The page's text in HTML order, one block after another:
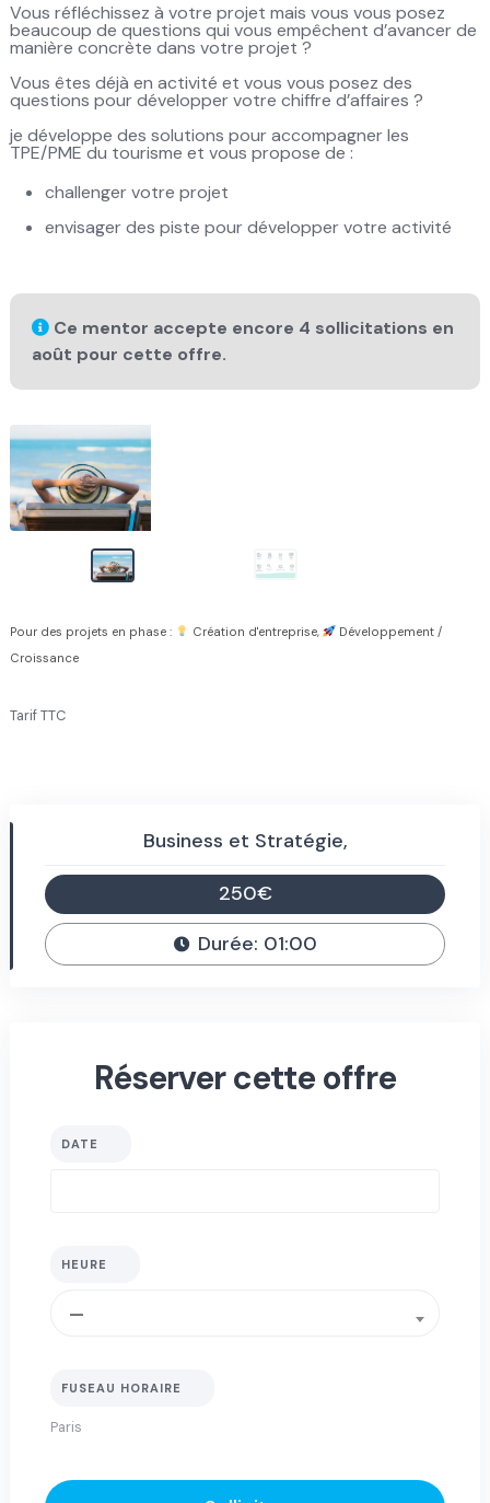
Vous réfléchissez à votre projet mais vous vous posez
beaucoup de questions qui vous empêchent d’avancer de
manière concrète dans votre projet ?
Vous êtes déjà en activité et vous vous posez des
questions pour développer votre chiffre d’affaires ?
je développe des solutions pour accompagner les
TPE/PME du tourisme et vous propose de :
challenger votre projet
envisager des piste pour développer votre activité
Ce mentor accepte encore 4 sollicitations en
août pour cette offre.
Pour des projets en phase : Création d'entreprise,
Développement /
Croissance
Tarif TTC
Business et Stratégie,
250€
Durée: 01:00
Réserver cette offre
DATE
HEURE
—
FUSEAU HORAIRE